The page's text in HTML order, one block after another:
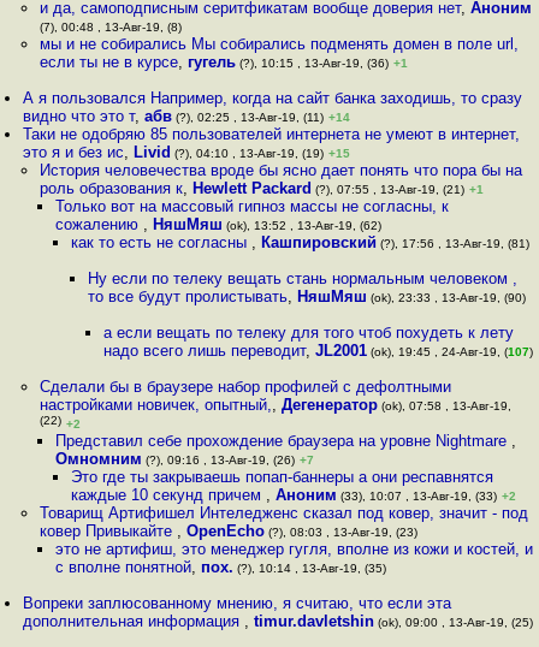
и да, самоподписным серитфикатам вообще доверия нет, Аноним
(7), 00:48 , 13-Авг-19, (8)
мы и не собирались Мы собирались подменять домен в поле url,
если ты не в курсе, гугель(?), 10:15 , 13-Авг-19, (36) +1
А я пользовался Например, когда на сайт банка заходишь, то сразу
видно что это т,абв (?), 02:25 , 13-Авг-19, (11) +14
Таки не одобряю 85 пользователей интернета не умеют в интернет,
это я и без ис, Livid (?), 04:10 , 13-Авг-19, (19) +15
История человечества вроде бы ясно дает понять что пора бы на
роль образования к, Hewlett Packard (?), 07:55 , 13-Авг-19, (21) +1
Только вот на массовый гипноз массы не согласны, к
сожалению , НяшМяш (ok), 13:52 , 13-Авг-19, (62)
как то есть не согласны , Кашпировский (?), 17:56 , 13-Авг-19, (81)
Ну если по телеку вещать стань нормальным человеком ,
то все будут пролистывать, НяшМяш (ok), 23:33 , 13-Авг-19, (90)
а если вещать по телеку для того чтоб похудеть к лету
надо всего лишь переводит, JL2001(ok), 19:45 , 24-Авг-19, (107)
Сделали бы в браузере набор профилей с дефолтными
настройками новичек, опытный,, Дегенератор(ok), 07:58 , 13-Авг-19,
(22) +2
Представил себе прохождение браузера на уровне Nightmare ,
Омномним (?), 09:16 , 13-Авг-19, (26) +7
Это где ты закрываешь попап-баннеры а они респавнятся
каждые 10 секунд причем ,Аноним (33), 10:07 , 13-Авг-19, (33) +2
Товарищ Артифишел Интеледженс сказал под ковер, значит - под
ковер Привыкайте , OpenEcho(?), 08:03 , 13-Авг-19, (23)
это не артифиш, это менеджер гугля, вполне из кожи и костей, и
с вполне понятной, пох. (?), 10:14 , 13-Авг-19, (35)
Вопреки заплюсованному мнению, я считаю, что если эта
дополнительная информация ,timur.davletshin (ok), 09:00 , 13-Авг-19, (25)